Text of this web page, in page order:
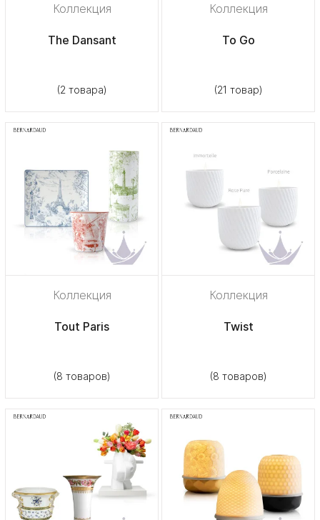
Коллекция
The Dansant
(2 товара)
Коллекция
To Go
(21 товар)
Коллекция
Tout Paris
(8 товаров)
Коллекция
Twist
(8 товаров)